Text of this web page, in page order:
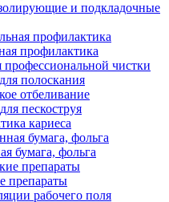
и подкладочные
профилактика
чистки
полоскания
отбеливание
пескоструя
кариеса
бумага, фольга
препараты